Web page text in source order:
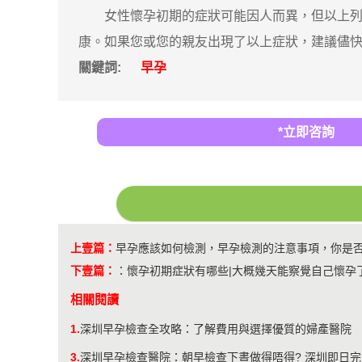
女性懷孕初期的症狀可能因人而異，但以上列
康。如果您或您的親友出現了以上症狀，建議
關鍵詞:
早孕
*立即咨詢
上壹篇： 早孕應該如何檢測，早孕檢測的注意事項，你是
下壹篇：
： 懷孕初期症狀有哪些|大概幾天能察覺自己懷孕
相關閱讀
1.深圳早孕檢查全攻略：了解費用與選擇優質的婦產醫院
3.深圳早孕檢查醫院：朝早檢查下晝做得唔得? 深圳即日